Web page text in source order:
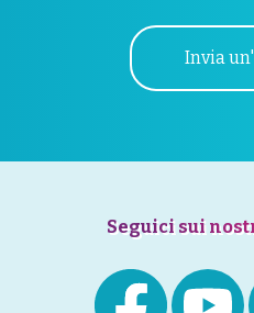
Invia
Seguici sui